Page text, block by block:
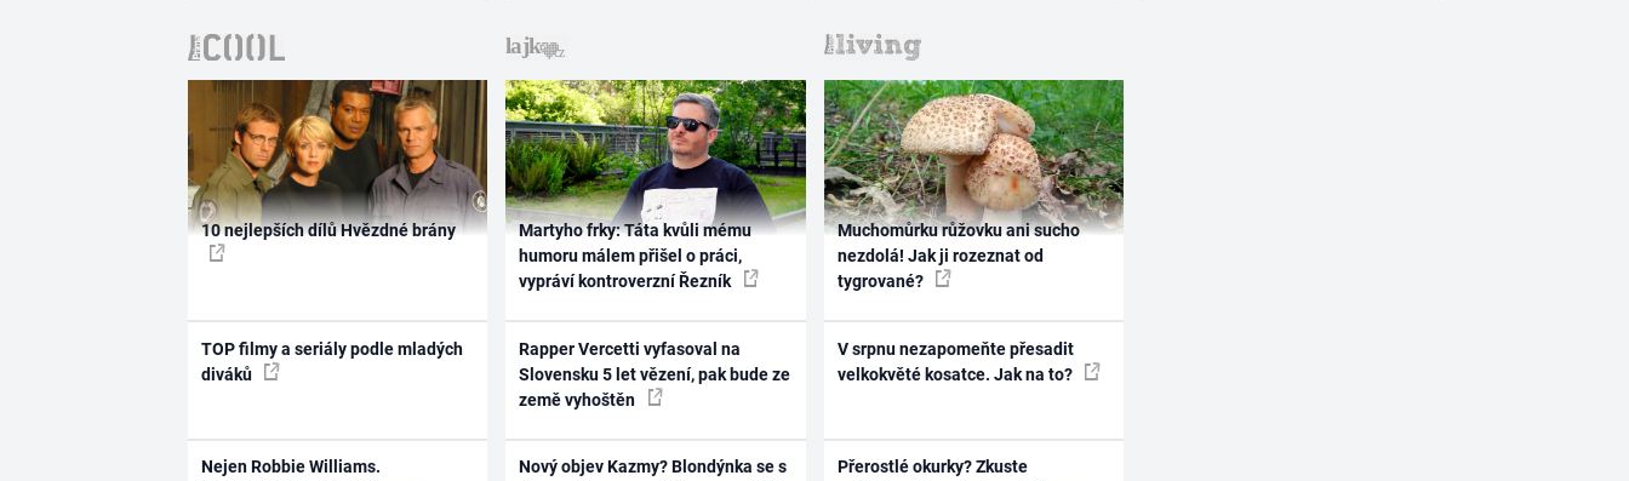
10 nejlepších dílů Hvězdné brány
TOP filmy a seriály podle mladých
diváků
Nejen Robbie Williams.
Martyho frky: Táta kvůli mému
humoru málem přišel o práci,
vypráví kontroverzní Řezník
Rapper Vercetti vyfasoval na
Slovensku 5 let vězení, pak bude ze
země vyhoštěn
Nový objev Kazmy? Blondýnka se s
Muchomůrku růžovku ani sucho
nezdolá! Jak ji rozeznat od
tygrované?
V srpnu nezapomeňte přesadit
velkokvěté kosatce. Jak na to?
Přerostlé okurky? Zkuste